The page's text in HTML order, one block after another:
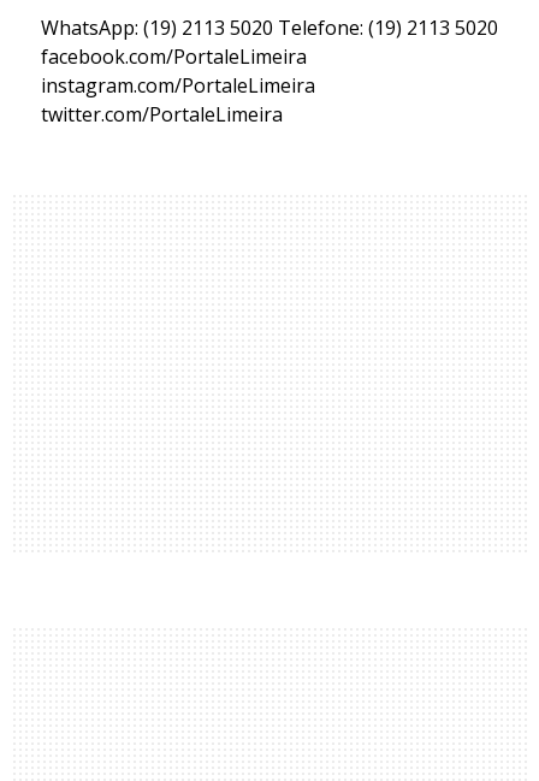
WhatsApp: (19) 2113 5020 Telefone: (19) 2113 5020
facebook.com/PortaleLimeira
instagram.com/PortaleLimeira
twitter.com/PortaleLimeira